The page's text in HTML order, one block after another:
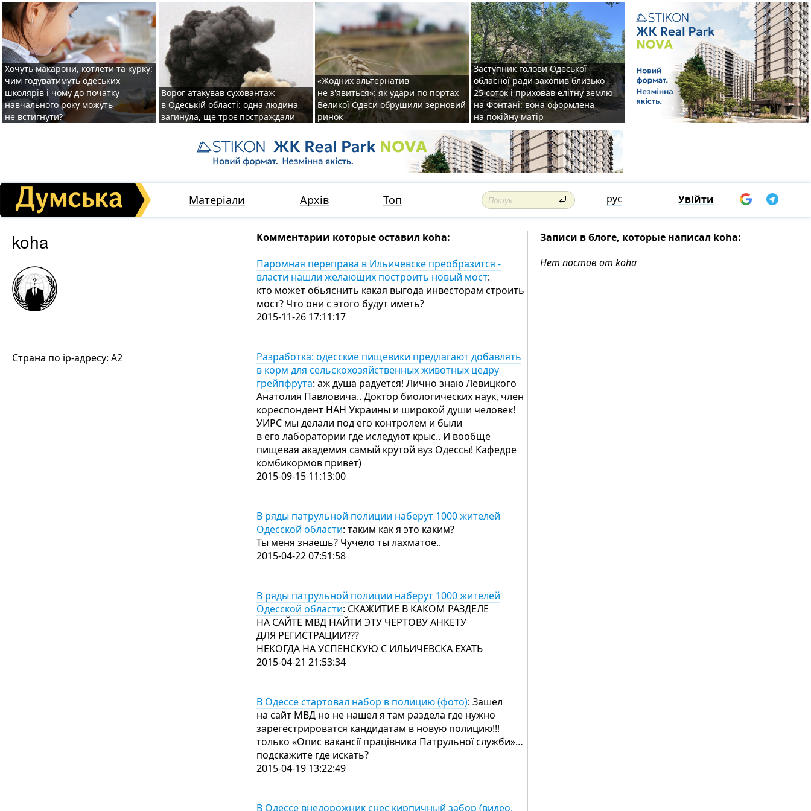
Хочуть макарони, котлети та курку:
чим годуватимуть одеських
школярів і чому до початку
навчального року можуть
не встигнути?
Ворог атакував суховантаж
в Одеській області: одна людина
загинула, ще троє постраждали
«Жодних альтернатив
не з'явиться»: як удари по портах
Великої Одеси обрушили зерновий
ринок
Заступник голови Одеської
обласної ради захопив близько
25 соток і приховав елітну землю
на Фонтані: вона оформлена
на покійну матір
Матеріали Архів Топ рус Увійти
koha
Страна по ip-адресу: A2
Комментарии которые оставил koha:
Паромная переправа в Ильичевске преобразится -
власти нашли желающих построить новый мост:
кто может обьяснить какая выгода инвесторам строить
мост? Что они с этого будут иметь?
2015-11-26 17:11:17
Разработка: одесские пищевики предлагают добавлять
в корм для сельскохозяйственных животных цедру
грейпфрута: аж душа радуется! Лично знаю Левицкого
Анатолия Павловича.. Доктор биологических наук, член
кореспондент НАН Украины и широкой души человек!
УИРС мы делали под его контролем и были
в его лаборатории где иследуют крыс.. И вообще
пищевая академия самый крутой вуз Одессы! Кафедре
комбикормов привет)
2015-09-15 11:13:00
В ряды патрульной полиции наберут 1000 жителей
Одесской области: таким как я это каким?
Ты меня знаешь? Чучело ты лахматое..
2015-04-22 07:51:58
В ряды патрульной полиции наберут 1000 жителей
Одесской области: СКАЖИТИЕ В КАКОМ РАЗДЕЛЕ
НА САЙТЕ МВД НАЙТИ ЭТУ ЧЕРТОВУ АНКЕТУ
ДЛЯ РЕГИСТРАЦИИ???
НЕКОГДА НА УСПЕНСКУЮ С ИЛЬИЧЕВСКА ЕХАТЬ
2015-04-21 21:53:34
В Одессе стартовал набор в полицию (фото): Зашел
на сайт МВД но не нашел я там раздела где нужно
зарегестрироватся кандидатам в новую полицию!!!
только «Опис вакансії працівника Патрульної служби»…
подскажите где искать?
2015-04-19 13:22:49
В Одессе внедорожник снес кирпичный забор (видео,
Записи в блоге, которые написал koha:
Нет постов от koha